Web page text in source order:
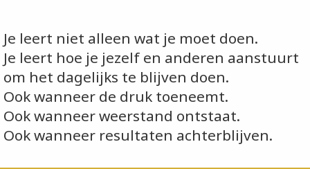
Je leert niet alleen wat je moet doen.
Je leert hoe je jezelf en anderen aanstuurt
om het dagelijks te blijven doen.
Ook wanneer de druk toeneemt.
Ook wanneer weerstand ontstaat.
Ook wanneer resultaten achterblijven.